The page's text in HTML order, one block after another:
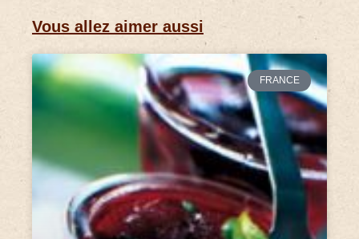
Vous allez aimer aussi
FRANCE